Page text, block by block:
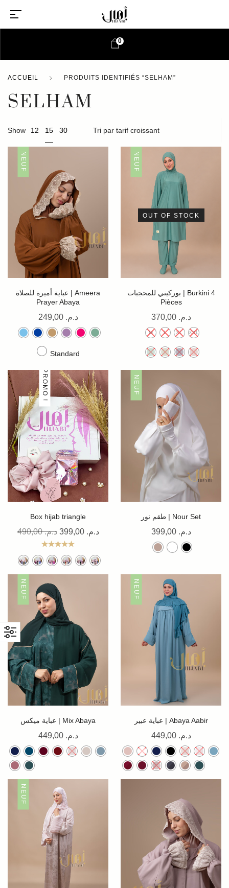
0
ACCUEIL PRODUITS IDENTIFIÉS “SELHAM”
SELHAM
Show 12 15 30
NEUF
عباية أميرة للصلاة | Ameera
Prayer Abaya
د.م. 249,00
Standard
NEUF
OUT OF STOCK
بوركيني للمحجبات | Burkini 4
Pièces
د.م. 370,00
M L XL XXL
PROMO !
Box hijab triangle
د.م.490,00 د.م. 399,00
Note
5.00
sur 5
NEUF
طقم نور | Nour Set
د.م. 399,00
NEUF
عباية ميكس | Mix Abaya
د.م. 449,00
NEUF
عباية عبير | Abaya Aabir
د.م. 449,00
NEUF